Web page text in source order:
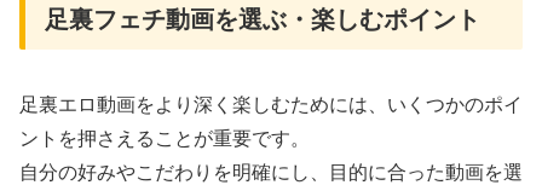
足裏フェチ動画を選ぶ・楽しむポイント
足裏エロ動画をより深く楽しむためには、いくつかのポイ
ントを押さえることが重要です。
自分の好みやこだわりを明確にし、目的に合った動画を選